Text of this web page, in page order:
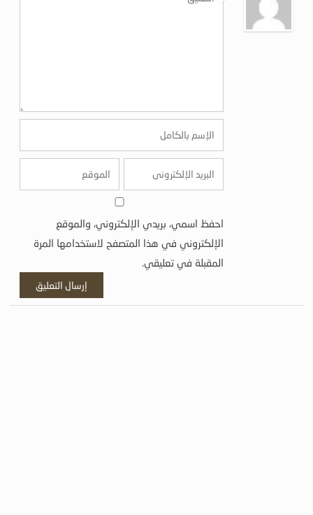
احفظ اسمي، بريدي الإلكتروني، والموقع
الإلكتروني في هذا المتصفح لاستخدامها المرة
المقبلة في تعليقي.